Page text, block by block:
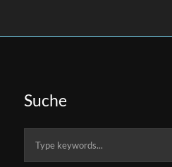
Suche